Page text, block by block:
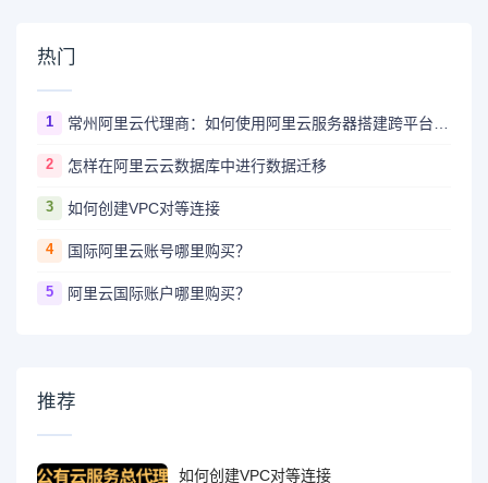
热门
1
2 怎样在阿里云云数据库中进行数据迁移
3 如何创建VPC对等连接
4 国际阿里云账号哪里购买？
5 阿里云国际账户哪里购买？
推荐
如何创建VPC对等连接